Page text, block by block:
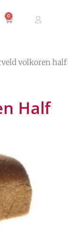
0
volkoren half
Half